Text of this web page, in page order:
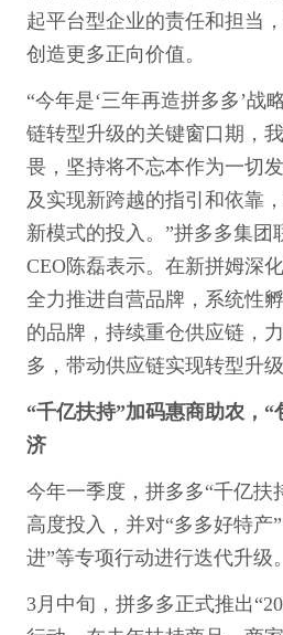
起平台型企业的责任和担当
创造更多正向价值。
“今年是‘三年再造拼多多’战
链转型升级的关键窗口期，
畏，坚持将不忘本作为一切
及实现新跨越的指引和依靠
新模式的投入。”拼多多集团
CEO陈磊表示。在新拼姆深
全力推进自营品牌，系统性
的品牌，持续重仓供应链，
多，带动供应链实现转型升
“千亿扶持”加码惠商助农，
济
今年一季度，拼多多“千亿扶
高度投入，并对“多多好特产
进”等专项行动进行迭代升级。
3月中旬，拼多多正式推出